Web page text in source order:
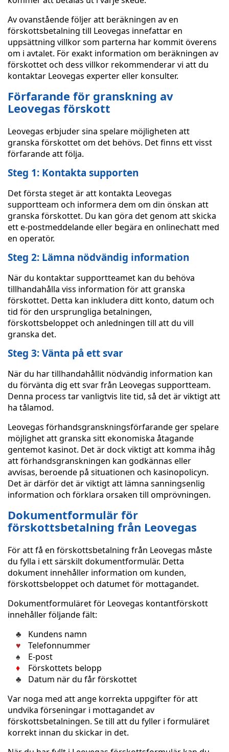
Av ovanstående följer att beräkningen av en
förskottsbetalning till Leovegas innefattar en
uppsättning villkor som parterna har kommit överens
om i avtalet. För exakt information om beräkningen av
förskottet och dess villkor rekommenderar vi att du
kontaktar Leovegas experter eller konsulter.
Förfarande för granskning av
Leovegas förskott
Leovegas erbjuder sina spelare möjligheten att
granska förskottet om det behövs. Det finns ett visst
förfarande att följa.
Steg 1: Kontakta supporten
Det första steget är att kontakta Leovegas
supportteam och informera dem om din önskan att
granska förskottet. Du kan göra det genom att skicka
ett e-postmeddelande eller begära en onlinechatt med
en operatör.
Steg 2: Lämna nödvändig information
När du kontaktar supportteamet kan du behöva
tillhandahålla viss information för att granska
förskottet. Detta kan inkludera ditt konto, datum och
tid för den ursprungliga betalningen,
förskottsbeloppet och anledningen till att du vill
granska det.
Steg 3: Vänta på ett svar
När du har tillhandahållit nödvändig information kan
du förvänta dig ett svar från Leovegas supportteam.
Denna process tar vanligtvis lite tid, så det är viktigt att
ha tålamod.
Leovegas förhandsgranskningsförfarande ger spelare
möjlighet att granska sitt ekonomiska åtagande
gentemot kasinot. Det är dock viktigt att komma ihåg
att förhandsgranskningen kan godkännas eller
avvisas, beroende på situationen och kasinopolicyn.
Det är därför det är viktigt att lämna sanningsenlig
information och förklara orsaken till omprövningen.
Dokumentformulär för
förskottsbetalning från Leovegas
För att få en förskottsbetalning från Leovegas måste
du fylla i ett särskilt dokumentformulär. Detta
dokument innehåller information om kunden,
förskottsbeloppet och datumet för mottagandet.
Dokumentformuläret för Leovegas kontantförskott
innehåller följande fält:
Kundens namn
Telefonnummer
E-post
Förskottets belopp
Datum när du får förskottet
Var noga med att ange korrekta uppgifter för att
undvika förseningar i mottagandet av
förskottsbetalningen. Se till att du fyller i formuläret
korrekt innan du skickar in det.